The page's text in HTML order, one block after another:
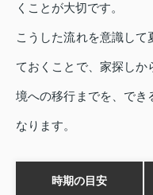
くことが大切です。
こうした流れを意識し
ておくことで、家探しか
境への移行までを、でき
なります。
時期の目安